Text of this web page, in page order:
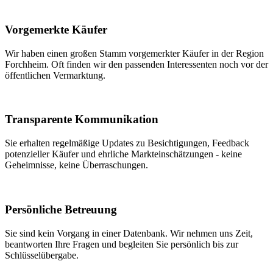
Vorgemerkte Käufer
Wir haben einen großen Stamm vorgemerkter Käufer in der Region
Forchheim. Oft finden wir den passenden Interessenten noch vor der
öffentlichen Vermarktung.
Transparente Kommunikation
Sie erhalten regelmäßige Updates zu Besichtigungen, Feedback
potenzieller Käufer und ehrliche Markteinschätzungen - keine
Geheimnisse, keine Überraschungen.
Persönliche Betreuung
Sie sind kein Vorgang in einer Datenbank. Wir nehmen uns Zeit,
beantworten Ihre Fragen und begleiten Sie persönlich bis zur
Schlüsselübergabe.